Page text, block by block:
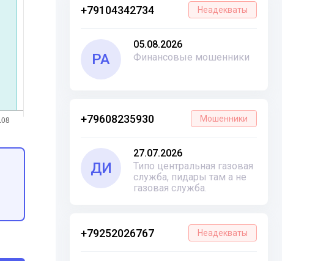
+79104342734 Неадекваты
РА
05.08.2026
Финансовые мошенники
+79608235930 Мошенники
ДИ
27.07.2026
Типо центральная газовая
служба, пидары там а не
газовая служба.
+79252026767 Неадекваты